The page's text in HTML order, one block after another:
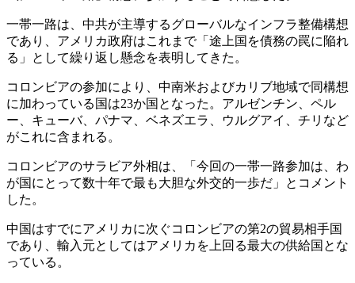
一帯一路は、中共が主導するグローバルなインフラ整備構想
であり、アメリカ政府はこれまで「途上国を債務の罠に陥れ
る」として繰り返し懸念を表明してきた。
コロンビアの参加により、中南米およびカリブ地域で同構想
に加わっている国は23か国となった。アルゼンチン、ペル
ー、キューバ、パナマ、ベネズエラ、ウルグアイ、チリなど
がこれに含まれる。
コロンビアのサラビア外相は、「今回の一帯一路参加は、わ
が国にとって数十年で最も大胆な外交的一歩だ」とコメント
した。
中国はすでにアメリカに次ぐコロンビアの第2の貿易相手国
であり、輸入元としてはアメリカを上回る最大の供給国とな
っている。